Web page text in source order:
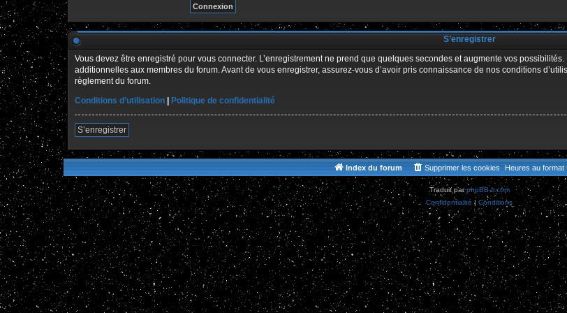
S’enregistrer
Vous devez être enregistré pour vous connecter. L’enregistrement ne prend que quelques secondes et augmente vos
additionnelles aux membres du forum. Avant de vous enregistrer, assurez-vous d’avoir pris connaissance de nos conditions
règlement du forum.
Conditions d’utilisation
Politique de confidentialité
S’enregistrer
Index du forum Heures au format
Supprimer les cookies
Traduit parphpBB-fr.com
Confidentialité | Conditions